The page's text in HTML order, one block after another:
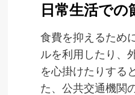
日常生活での
食費を抑えるため
ルを利用したり、
を心掛けたりする
た、公共交通機関